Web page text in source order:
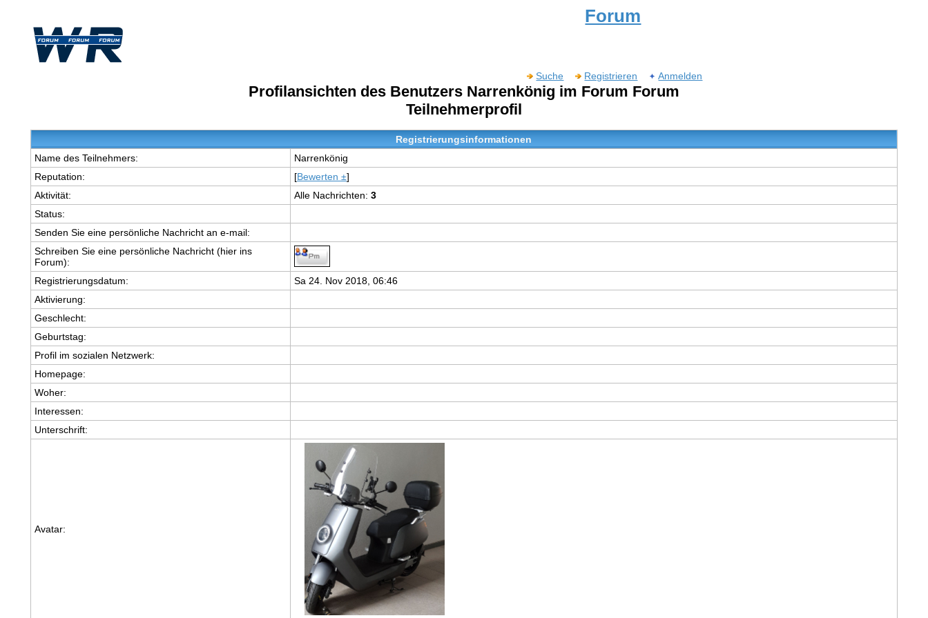
Forum
Suche Registrieren Anmelden
Profilansichten des Benutzers Narrenkönig im Forum Forum
Teilnehmerprofil
Registrierungsinformationen
Name des Teilnehmers:
Narrenkönig
Reputation:
[Bewerten ±]
Aktivität:
Alle Nachrichten: 3
Status:
Senden Sie eine persönliche Nachricht an e-mail:
Schreiben Sie eine persönliche Nachricht (hier ins
Forum):
Registrierungsdatum:
Sa 24. Nov 2018, 06:46
Aktivierung:
Geschlecht:
Geburtstag:
Profil im sozialen Netzwerk:
Homepage:
Woher:
Interessen:
Unterschrift:
Avatar: